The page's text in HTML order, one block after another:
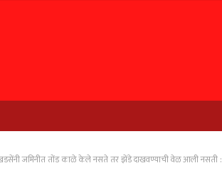
जमिनीत तोंड काळे केले नसते तर झेंडे दाखवण्याची वेळ आली नसती :